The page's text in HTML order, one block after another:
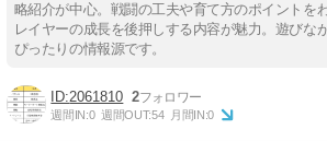
略紹介が中心。戦闘の工夫や育て方のポイントを
レイヤーの成長を後押しする内容が魅力。遊びな
ぴったりの情報源です。
2061810 2
週間IN:0 週間OUT:54 月間IN:0